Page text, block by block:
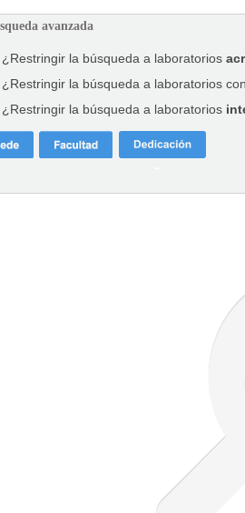
avanzada
¿Restringir la búsqueda a laboratorios
¿Restringir la búsqueda a laboratorios
¿Restringir la búsqueda a laboratorios